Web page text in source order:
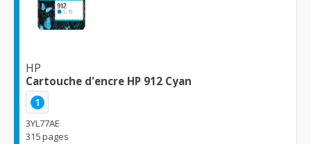
HP
Cartouche d'encre HP 912 Cyan
1
3YL77AE
315 pages